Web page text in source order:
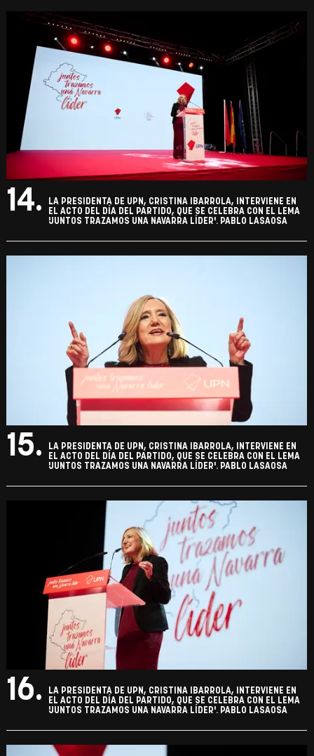
14.
LA PRESIDENTA DE UPN, CRISTINA IBARROLA, INTERVIENE EN
EL ACTO DEL DÍA DEL PARTIDO, QUE SE CELEBRA CON EL LEMA
'JUNTOS TRAZAMOS UNA NAVARRA LÍDER'. PABLO LASAOSA
15.
LA PRESIDENTA DE UPN, CRISTINA IBARROLA, INTERVIENE EN
EL ACTO DEL DÍA DEL PARTIDO, QUE SE CELEBRA CON EL LEMA
'JUNTOS TRAZAMOS UNA NAVARRA LÍDER'. PABLO LASAOSA
16.
LA PRESIDENTA DE UPN, CRISTINA IBARROLA, INTERVIENE EN
EL ACTO DEL DÍA DEL PARTIDO, QUE SE CELEBRA CON EL LEMA
'JUNTOS TRAZAMOS UNA NAVARRA LÍDER'. PABLO LASAOSA